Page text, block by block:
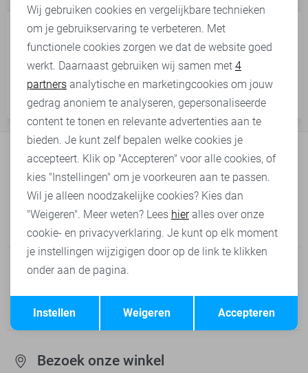
aanpassen nadat ik
deze heb geplaatst?
Ik ben mijn wachtwoord
vergeten, wat nu?
Bel onze klantenservice
085-0292124
Op werkdagen bereikbaar tussen 9.00 - 17.00
Mail onze klantenservice
Reactie binnen 1 - 2 werkdagen
Bezoek onze winkel
Personalisatie cookies
Analytische cookies
Marketing cookies
Terug Opslaan
Wij gebruiken cookies en vergelijkbare technieken
om je gebruikservaring te verbeteren. Met
functionele cookies zorgen we dat de website goed
werkt. Daarnaast gebruiken wij samen met 4
partners analytische en marketingcookies om jouw
gedrag anoniem te analyseren, gepersonaliseerde
content te tonen en relevante advertenties aan te
bieden. Je kunt zelf bepalen welke cookies je
accepteert. Klik op "Accepteren" voor alle cookies, of
kies "Instellingen" om je voorkeuren aan te passen.
Wil je alleen noodzakelijke cookies? Kies dan
"Weigeren". Meer weten? Lees hieralles over onze
cookie- en privacyverklaring. Je kunt op elk moment
je instellingen wijzigigen door op de link te klikken
onder aan de pagina.
Accepteren
Weigeren
Instellen